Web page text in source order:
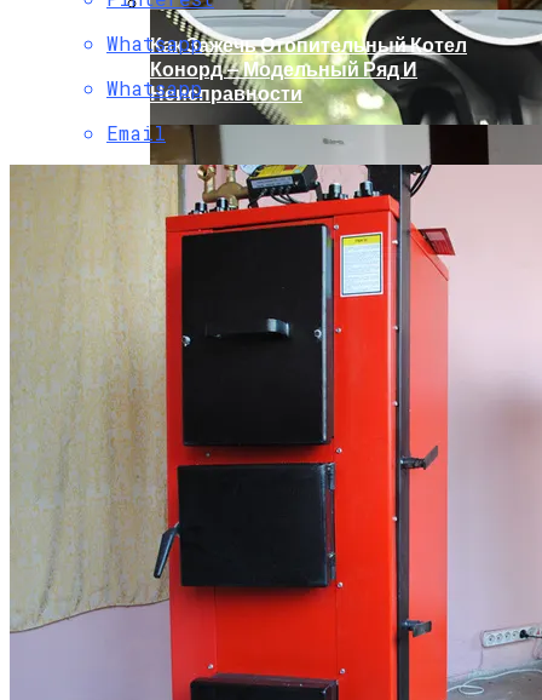
Топ Самых Лучших Автомобильных
Видеорегистраторов
Как Зажечь Отопительный Котел
Конорд — Модельный Ряд И
Неисправности
Основные Виды Газовых Котлов
Беретта И Популярные Модели
Whatsapp
Whatsapp
Email